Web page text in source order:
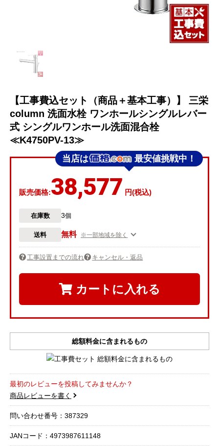
【工事費込セット（商品＋基本工事）】 三栄
column 洗面水栓 ワンホールシングルレバー
式 シングルワンホール洗面混合栓
≪K4750PV-13≫
当店は 最安値挑戦中！
販売価格:38,577 円(税込)
在庫数 3個
送料 無料 ※一部地域を除く
工事設置までの流れ キャンセル・返品
カートに入れる
総額料金に含まれるもの
最初のレビューを投稿してみませんか？
商品レビューを書く
問い合わせ番号：387329
JANコード：4973987611148